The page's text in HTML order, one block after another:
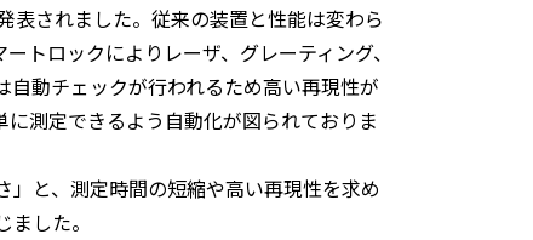
表されました。従来の装置と性能は変わら
トロックによりレーザ、グレーティング、
動チェックが行われるため高い再現性が
測定できるよう自動化が図られておりま
と、測定時間の短縮や高い再現性を求め
した。